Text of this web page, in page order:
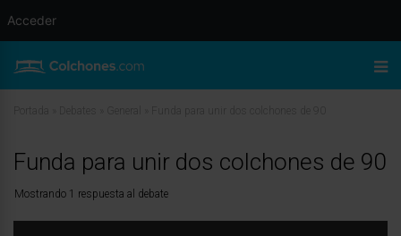
Funda para unir dos colchones de 90
Mostrando 1 respuesta al debate
Acceder